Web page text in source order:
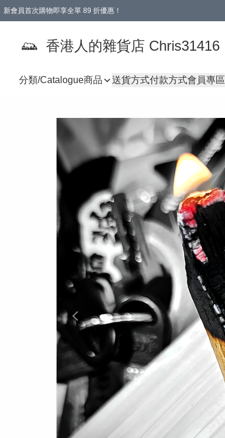
新會員首次購物即享全單 89 折優惠！
香港人的雜貨店 Chris31416
分類/Catalogue商品 送貨方式付款方式會員專區